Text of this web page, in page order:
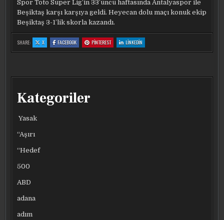
HATA
YAPMADI!
3
GOLLE
GELDI
Spor Toto Süper Lig’in 33’üncü haftasında Antalyaspor ile
Beşiktaş karşı karşıya geldi. Heyecan dolu maçı konuk ekip
Beşiktaş 3-1’lik skorla kazandı.
SHARE: X:
BEŞIKTAŞ
HATA
GOLLE
FACEBOOK:
BEŞIKTAŞ
HATA
GOLLE
PINTEREST:
BEŞIKTAŞ
HATA
GOLLE
LINKEDIN
BEŞIKTAŞ
HATA
GOLLE
Kategoriler
Yasak
“Aşırı
“Hedef
500
ABD
adana
adım